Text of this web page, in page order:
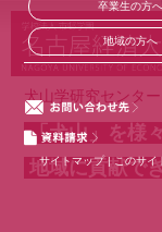
卒業生の方へ
地域の方へ
サイトマップ|このサイ
犬山学研究センター
「犬山」を様
地域に貢献で